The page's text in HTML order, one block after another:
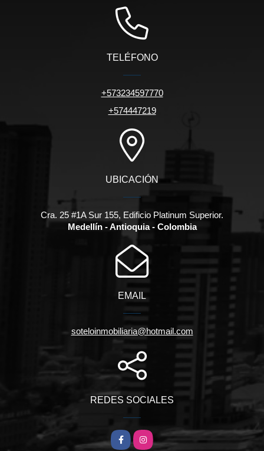
TELÉFONO
+573234597770
+574447219
UBICACIÓN
Cra. 25 #1A Sur 155, Edificio Platinum Superior.
Medellín - Antioquia - Colombia
EMAIL
soteloinmobiliaria@hotmail.com
REDES SOCIALES
FacebookInstagram